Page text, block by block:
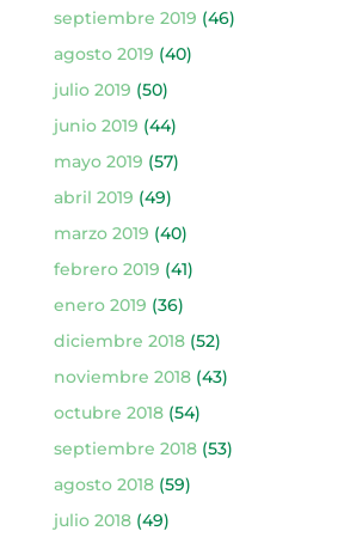
septiembre 2019 (46)
agosto 2019 (40)
julio 2019 (50)
junio 2019 (44)
mayo 2019 (57)
abril 2019 (49)
marzo 2019 (40)
febrero 2019 (41)
enero 2019 (36)
diciembre 2018(52)
noviembre 2018(43)
octubre 2018(54)
septiembre 2018(53)
agosto 2018(59)
julio 2018(49)